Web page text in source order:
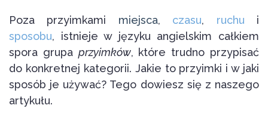
Poza przyimkami miejsca, czasu, ruchu
i
sposobu, istnieje w języku angielskim całkiem
spora grupa przyimków, które trudno przypisać
do konkretnej kategorii. Jakie to przyimki i w jaki
sposób je używać? Tego dowiesz się z naszego
artykułu.